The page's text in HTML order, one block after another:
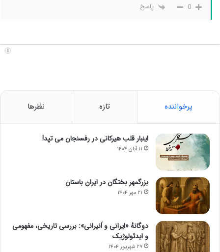
0 پاسخ
پرخواننده تازه نظرها
اینبار قلب هیرکانی در رفسنجان می تپد!
۱۱ آبان ۱۴۰۴
بزرگمهر بختگان در ایران باستان
۲۱ مهر ۱۴۰۴
دوگانهٔ «ایرانی و اَنیرانی»: بررسی تاریخی، مفهومی
و ایدئولوژیک
۲۷ شهریور ۱۴۰۴